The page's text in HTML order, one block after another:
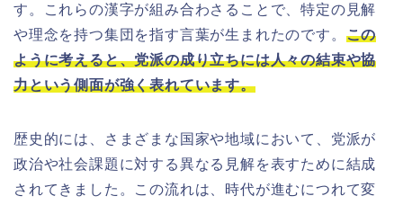
す。これらの漢字が組み合わさることで、特定の見解
や理念を持つ集団を指す言葉が生まれたのです。 この
ように考えると、党派の成り立ちには人々の結束や協
力という側面が強く表れています。
歴史的には、さまざまな国家や地域において、党派が
政治や社会課題に対する異なる見解を表すために結成
されてきました。この流れは、時代が進むにつれて変